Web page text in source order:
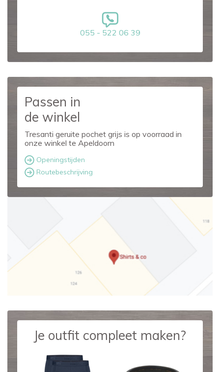
055 - 522 06 39
Passen in
de winkel
Tresanti geruite pochet grijs is op voorraad in
onze winkel te Apeldoorn
Openingstijden
Routebeschrijving
Je outfit compleet maken?